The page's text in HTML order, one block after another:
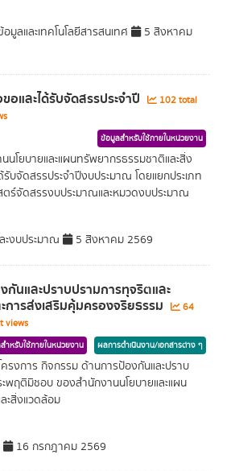
มูลและเทคโนโลยีสารสนเทศ
5 สิงหาคม
และได้รับจัดสรรประจำปี
102 total
ข้อมูลสำหรับใช้ภายในหน่วยงาน
โยบายและแผนทรัพยากรธรรมชาติและสิ่ง
รับจัดสรรประจำปีงบประมาณ โดยแยกประเภท
ร์จัดสรรงบประมาณและหมวดงบประมาณ
ะงบประมาณ 5 สิงหาคม 2569
นและปราบปรามการทุจริตและ
ารส่งเสริมคุ้มครองจริยธรรม
64
views
ำหรับใช้ภายในหน่วยงาน ผลการดำเนินงาน/เอกสารต่าง ๆ
ครงการ กิจกรรม ด้านการป้องกันและปราบ
พฤติมิชอบ ของสำนักงานนโยบายและแผน
ะสิ่งแวดล้อม
16 กรกฎาคม 2569